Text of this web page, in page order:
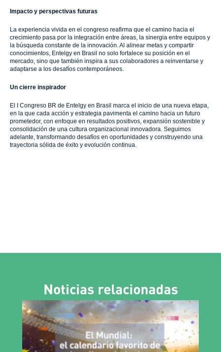
Impacto y perspectivas futuras
La experiencia vivida en el congreso reafirma que el camino hacia el
crecimiento pasa por la integración entre áreas, la sinergia entre equipos y
la búsqueda constante de la innovación. Al alinear metas y compartir
conocimientos, Entelgy en Brasil no solo fortalece su posición en el
mercado, sino que también inspira a sus colaboradores a reinventarse y
adaptarse a los desafíos contemporáneos.
Un cierre inspirador
El I Congreso BR de Entelgy en Brasil marca el inicio de una nueva etapa,
en la que cada acción y estrategia pavimenta el camino hacia un futuro
prometedor, con enfoque en resultados positivos, expansión sostenible y
consolidación de una cultura organizacional innovadora. Seguimos
adelante, transformando desafíos en oportunidades y construyendo una
trayectoria sólida de éxito y evolución continua.
Noticias relacionadas